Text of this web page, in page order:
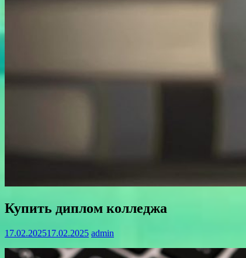
Купить диплом колледжа
17.02.202517.02.2025 admin